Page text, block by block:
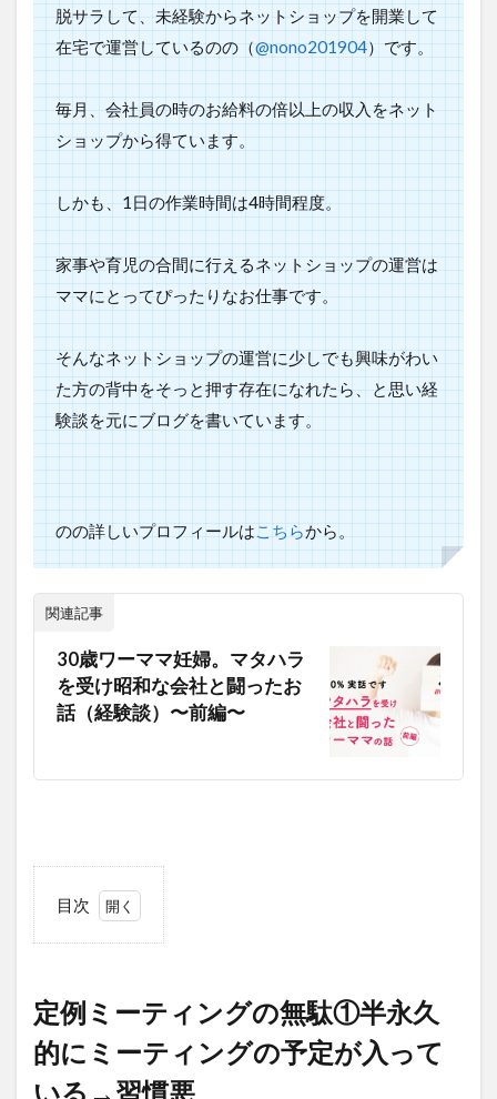
脱サラして、未経験からネットショップを開業して
在宅で運営しているのの（@nono201904）です。
毎月、会社員の時のお給料の倍以上の収入をネット
ショップから得ています。
しかも、1日の作業時間は4時間程度。
家事や育児の合間に行えるネットショップの運営は
ママにとってぴったりなお仕事です。
そんなネットショップの運営に少しでも興味がわい
た方の背中をそっと押す存在になれたら、と思い経
験談を元にブログを書いています。
のの詳しいプロフィールはこちらから。
関連記事
30歳ワーママ妊婦。マタハラ
を受け昭和な会社と闘ったお
話（経験談）〜前編〜
目次
ミ
ー
テ
ィ
ン
定例ミーティングの無駄①半永久
的にミーティングの予定が入って
いる→習慣悪